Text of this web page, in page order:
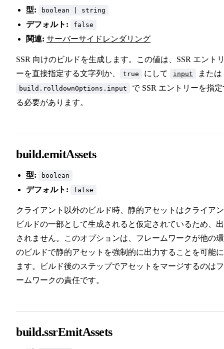
型: boolean | string
デフォルト: false
関連: サーバーサイドレンダリング
SSR 向けのビルドを生成します。この値は、SSR エント
ーを直接指定する文字列か、
true にして input または
build.rolldownOptions.input
で SSR エントリーを指
る必要があります。
build.emitAssets
型: boolean
デフォルト: false
クライアント以外のビルド時、静的アセットはクライア
ビルドの一部として生成されると仮定されているため、
されません。このオプションは、フレームワークが他の
のビルドで静的アセットを強制的に出力することを可能
ます。ビルド後のステップでアセットをマージするのは
ームワークの責任です。
build.ssrEmitAssets